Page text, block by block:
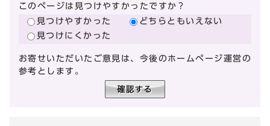
このページは見つけやすかったですか？
見つけやすかった
どちらともいえない
見つけにくかった
お寄せいただいたご意見は、今後のホームページ運営の
参考とします。